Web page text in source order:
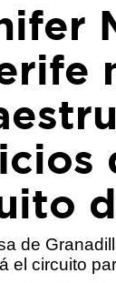
de
el circuito